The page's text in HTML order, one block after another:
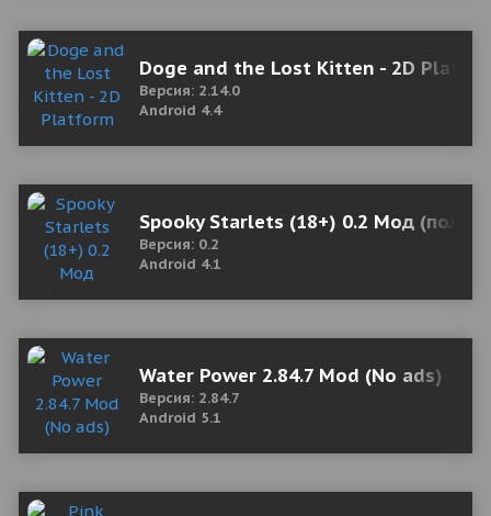
Doge and the Lost Kitten - 2D
Версия: 2.14.0
Android 4.4
Spooky Starlets (18+) 0.2 Мод
Версия: 0.2
Android 4.1
Water Power 2.84.7 Mod (No ads)
Версия: 2.84.7
Android 5.1